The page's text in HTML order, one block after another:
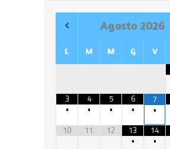
Agosto 2026
L M M G V
3
•
4
•
5
•
6
•
7
•
10 11 12
13
•
14
•